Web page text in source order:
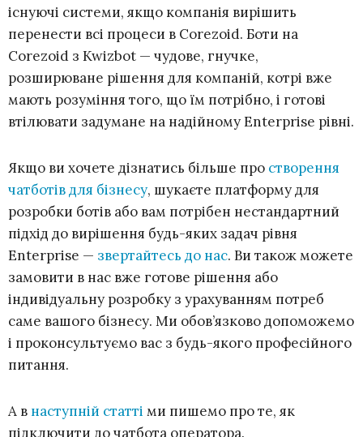
існуючі системи, якщо компанія вирішить
перенести всі процеси в Corezoid. Боти на
Corezoid з Kwizbot — чудове, гнучке,
розширюване рішення для компаній, котрі вже
мають розуміння того, що їм потрібно, і готові
втілювати задумане на надійному Enterprise рівні.
Якщо ви хочете дізнатись більше про створення
чатботів для бізнесу, шукаєте платформу для
розробки ботів або вам потрібен нестандартний
підхід до вирішення будь-яких задач рівня
Enterprise — звертайтесь до нас. Ви також можете
замовити в нас вже готове рішення або
індивідуальну розробку з урахуванням потреб
саме вашого бізнесу. Ми обов’язково допоможемо
і проконсультуємо вас з будь-якого професійного
питання.
А в наступній статті ми пишемо про те, як
підключити до чатбота оператора.